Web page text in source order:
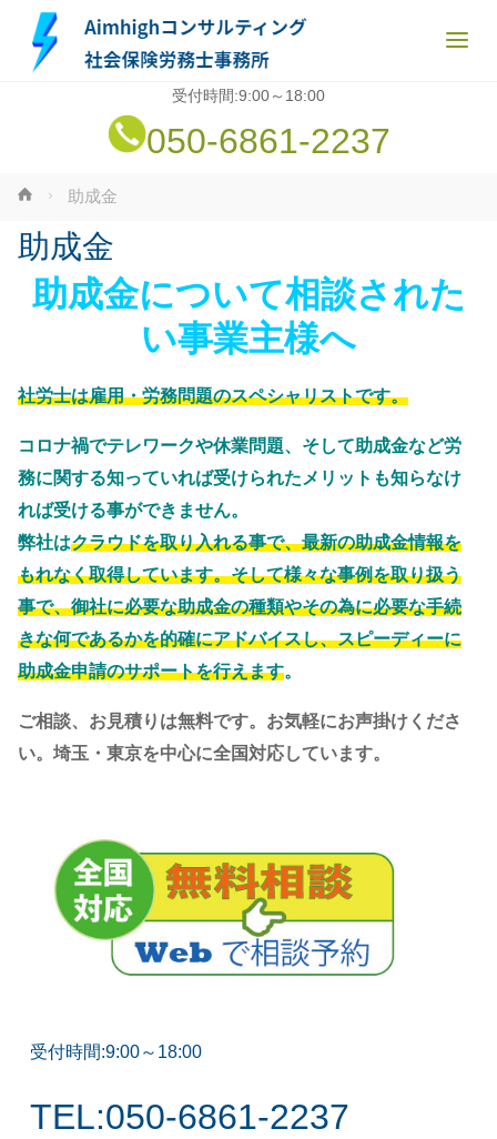
受付時間:9:00～18:00
050-6861-2237
ホ
ム
助成金
助成金
助成金について相談された
い事業主様へ
社労士は雇用・労務問題のスペシャリストです。
コロナ禍でテレワークや休業問題、そして助成金など労
務に関する知っていれば受けられたメリットも知らなけ
れば受ける事ができません。
弊社はクラウドを取り入れる事で、最新の助成金情報を
もれなく取得しています。そして様々な事例を取り扱う
事で、御社に必要な助成金の種類やその為に必要な手続
きな何であるかを的確にアドバイスし、スピーディーに
助成金申請のサポートを行えます。
ご相談、お見積りは無料です。お気軽にお声掛けくださ
い。埼玉・東京を中心に全国対応しています。
受付時間:9:00～18:00
TEL:050-6861-2237